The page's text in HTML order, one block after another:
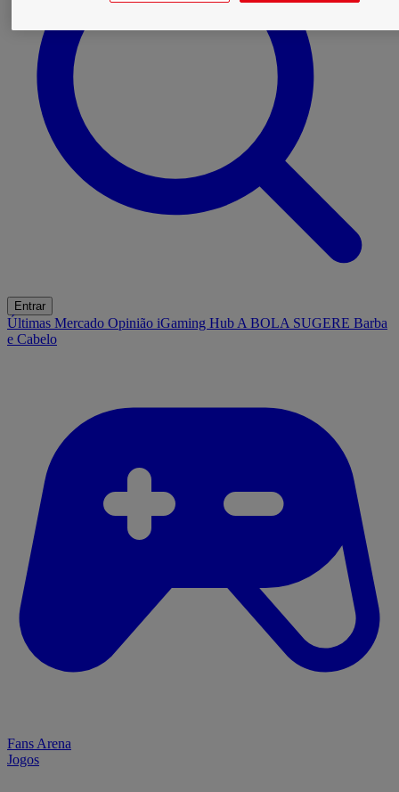
Entrar
Últimas Mercado Opinião iGaming Hub A BOLA SUGERE Barba
e Cabelo
Fans Arena
Jogos